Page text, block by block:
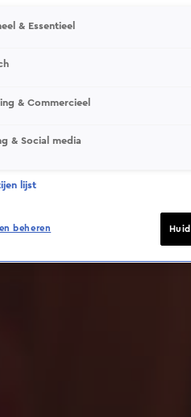
Deze video is niet
& Essentieel
& Commercieel
& Social media
lijst
beheren